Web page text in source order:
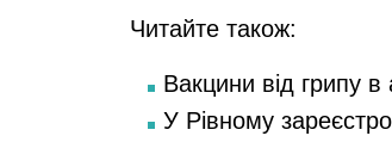
Читайте також:
Вакцини від грипу в
У Рівному